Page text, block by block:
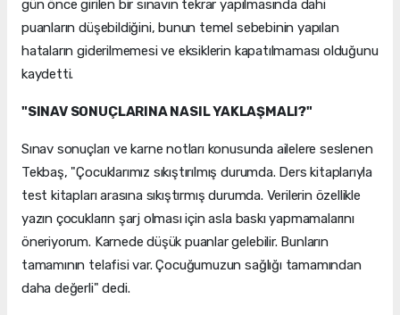
gün önce girilen bir sınavın tekrar yapılmasında dahi
puanların düşebildiğini, bunun temel sebebinin yapılan
hataların giderilmemesi ve eksiklerin kapatılmaması olduğunu
kaydetti.
"SINAV SONUÇLARINA NASIL YAKLAŞMALI?"
Sınav sonuçları ve karne notları konusunda ailelere seslenen
Tekbaş, "Çocuklarımız sıkıştırılmış durumda. Ders kitaplarıyla
test kitapları arasına sıkıştırmış durumda. Verilerin özellikle
yazın çocukların şarj olması için asla baskı yapmamalarını
öneriyorum. Karnede düşük puanlar gelebilir. Bunların
tamamının telafisi var. Çocuğumuzun sağlığı tamamından
daha değerli" dedi.